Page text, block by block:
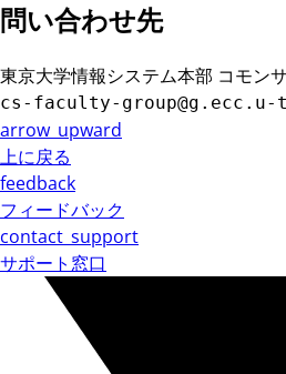
問い合わせ先
東京大学情報システム本部 コモン
cs-faculty-
arrow_upward
上に戻る
feedback
フィードバック
contact_support
サポート窓口